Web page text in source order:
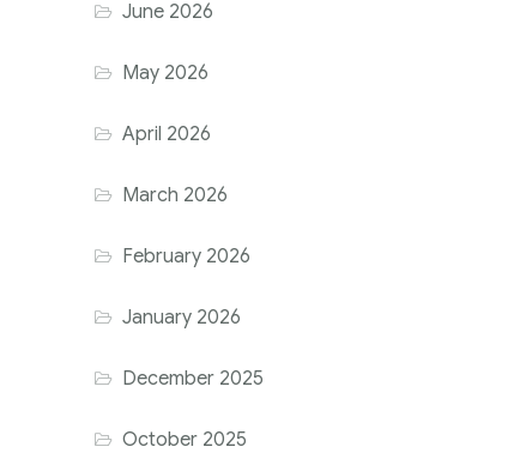
June 2026
May 2026
April 2026
March 2026
February 2026
January 2026
December 2025
October 2025